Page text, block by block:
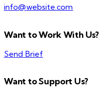
info@website.com
Want to Work With Us?
Send Brief
Want to Support Us?